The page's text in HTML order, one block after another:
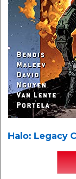
Halo: Legacy